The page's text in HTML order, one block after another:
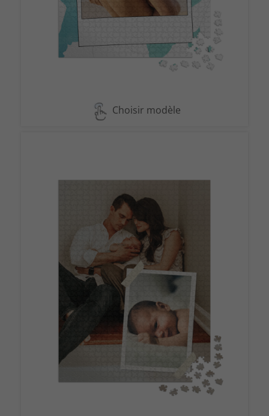
Choisir modèle